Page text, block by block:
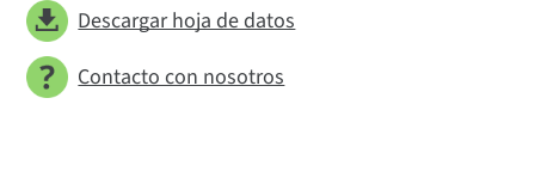
Descargar hoja de datos
Contacto con nosotros